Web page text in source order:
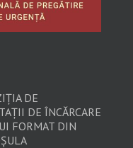
DE
DE ÎNCĂRCARE
FORMAT DIN